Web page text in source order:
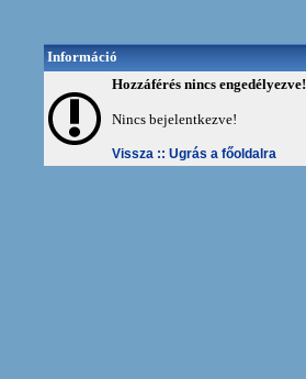
Információ
Hozzáférés nincs engedélyezve!
Nincs bejelentkezve!
Vissza :: Ugrás a főoldalra